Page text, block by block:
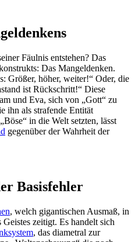
Fäulnis entstehen? Das
Das Mangeldenken.
Größer, höher, weiter!“ Oder, die
ist Rückschritt!“ Diese
und Eva, sich von „Gott“ zu
ihn als strafende Entität
in die Welt setzten, lässt
gegenüber der Wahrheit der
Basisfehler
, welch gigantischen Ausmaß, in
zeitigt. Es handelt sich
, das diametral zur